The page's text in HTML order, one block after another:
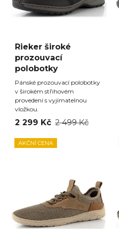
Rieker široké
prozouvací
polobotky
Pánské prozouvací polobotky
v širokém střihovém
provedení s vyjímatelnou
vložkou.
2 299 Kč 2 499 Kč
AKČNÍ CENA